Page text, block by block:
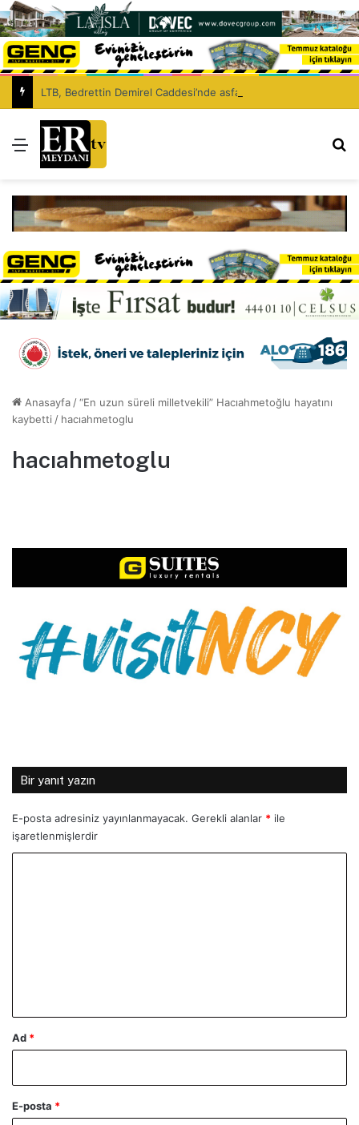
Menü
Anasayfa /“En uzun süreli milletvekili” Hacıahmetoğlu hayatını
kaybetti / hacıahmetoglu
hacıahmetoglu
Bir yanıt yazın
E-posta adresiniz yayınlanmayacak. Gerekli alanlar * ile
işaretlenmişlerdir
Ad *
E-posta *